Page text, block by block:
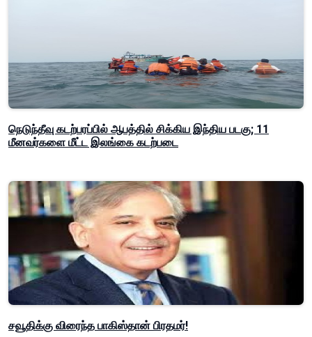
நெடுந்தீவு கடற்பரப்பில் ஆபத்தில் சிக்கிய இந்திய படகு; 11
மீனவர்களை மீட்ட இலங்கை கடற்படை
சவூதிக்கு விரைந்த பாகிஸ்தான் பிரதமர்!